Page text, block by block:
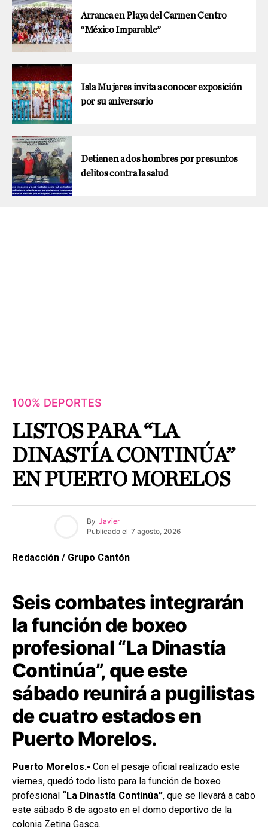
Arranca en Playa del Carmen Centro
“México Imparable”
Isla Mujeres invita a conocer exposición
por su aniversario
Detienen a dos hombres por presuntos
delitos contra la salud
100% DEPORTES
LISTOS PARA “LA
DINASTÍA CONTINÚA”
EN PUERTO MORELOS
By Javier
Publicado el 7 agosto, 2026
Redacción / Grupo Cantón
Seis combates integrarán
la función de boxeo
profesional “La Dinastía
Continúa”, que este
sábado reunirá a pugilistas
de cuatro estados en
Puerto Morelos.
Puerto Morelos.- Con el pesaje oficial realizado este
viernes, quedó todo listo para la función de boxeo
profesional “La Dinastía Continúa”, que se llevará a cabo
este sábado 8 de agosto en el domo deportivo de la
colonia Zetina Gasca.